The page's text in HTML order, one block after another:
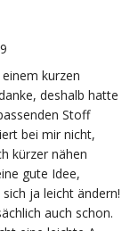
kurzen
deshalb hatte
Stoff
bei mir nicht,
kürzer nähen
gute Idee,
ja leicht ändern!
auch schon.